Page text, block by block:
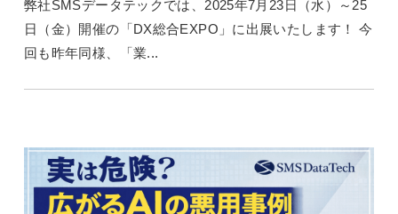
弊社SMSデータテックでは、2025年7月23日（水）～25
日（金）開催の「DX総合EXPO」に出展いたします！ 今
回も昨年同様、「業...